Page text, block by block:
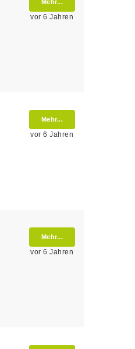
Mehr...
vor 6 Jahren
Mehr...
vor 6 Jahren
Mehr...
vor 6 Jahren